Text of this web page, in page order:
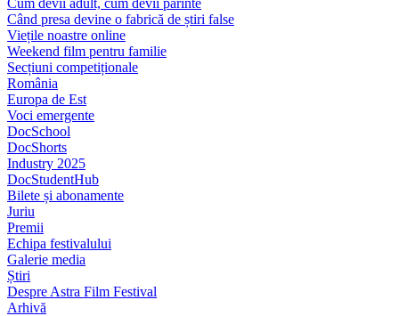
Când presa devine o fabrică de știri false
Viețile noastre online
Weekend film pentru familie
Secțiuni competiționale
România
Europa de Est
Voci emergente
DocSchool
DocShorts
Industry 2025
DocStudentHub
Bilete și abonamente
Juriu
Premii
Echipa festivalului
Galerie media
Știri
Despre Astra Film Festival
Arhivă